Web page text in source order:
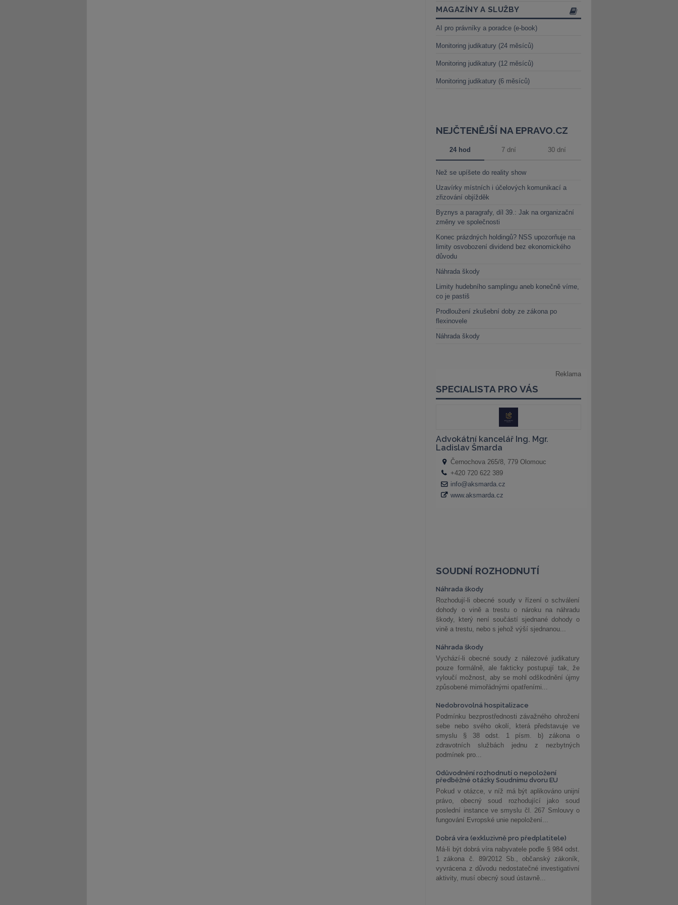
MAGAZÍNY A SLUŽBY
AI pro právníky a poradce (e-book)
Monitoring judikatury (24 měsíců)
Monitoring judikatury (12 měsíců)
Monitoring judikatury (6 měsíců)
NEJČTENĚJŠÍ NA EPRAVO.CZ
24 hod 7 dní 30 dní
Než se upíšete do reality show
Uzavírky místních i účelových komunikací a
zřizování objížděk
Byznys a paragrafy, díl 39.: Jak na organizační
změny ve společnosti
Konec prázdných holdingů? NSS upozorňuje na
limity osvobození dividend bez ekonomického
důvodu
Náhrada škody
Limity hudebního samplingu aneb konečně víme,
co je pastiš
Prodloužení zkušební doby ze zákona po
flexinovele
Náhrada škody
SOUDNÍ ROZHODNUTÍ
Náhrada škody
Rozhodují-li obecné soudy v řízení o schválení
dohody o vině a trestu o nároku na náhradu
škody, který není součástí sjednané dohody o
vině a trestu, nebo s jehož výší sjednanou...
Náhrada škody
Vychází-li obecné soudy z nálezové judikatury
pouze formálně, ale fakticky postupují tak, že
vyloučí možnost, aby se mohl odškodnění újmy
způsobené mimořádnými opatřeními...
Nedobrovolná hospitalizace
Podmínku bezprostřednosti závažného ohrožení
sebe nebo svého okolí, která představuje ve
smyslu § 38 odst. 1 písm. b) zákona o
zdravotních službách jednu z nezbytných
podmínek pro...
Odůvodnění rozhodnutí o nepoložení
předběžné otázky Soudnímu dvoru EU
Pokud v otázce, v níž má být aplikováno unijní
právo, obecný soud rozhodující jako soud
poslední instance ve smyslu čl. 267 Smlouvy o
fungování Evropské unie nepoložení...
Dobrá víra (exkluzivně pro předplatitele)
Má-li být dobrá víra nabyvatele podle § 984 odst.
1 zákona č. 89/2012 Sb., občanský zákoník,
vyvrácena z důvodu nedostatečné investigativní
aktivity, musí obecný soud ústavně...